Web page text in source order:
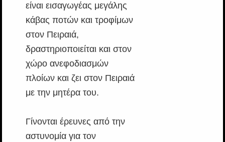
είναι εισαγωγέας μεγάλης
κάβας ποτών και τροφίμων
στον Πειραιά,
δραστηριοποιείται και στον
χώρο ανεφοδιασμών
πλοίων και ζει στον Πειραιά
με την μητέρα του.
Γίνονται έρευνες από την
αστυνομία για τον